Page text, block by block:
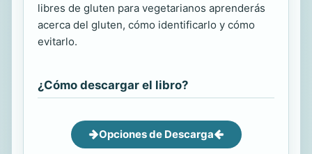
libres de gluten para vegetarianos aprenderás
acerca del gluten, cómo identificarlo y cómo
evitarlo.
¿Cómo descargar el libro?
Opciones de Descarga